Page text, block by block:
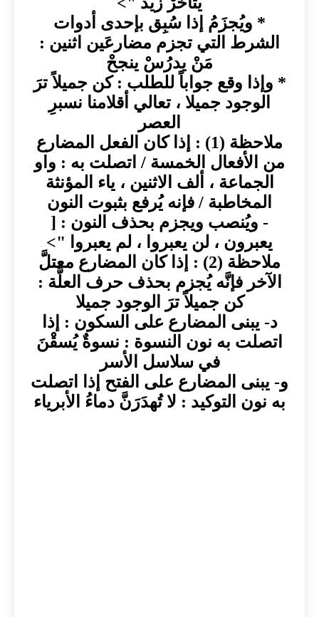
* ويُجزَمُ إذا سُبِق بإحدى أدوات
الشرط التي تجزم مضارعَين اثنين :
مَنْ يدرُسْ ينجحْ
* وإذا وقع جواباً للطلب : كن جميلاً ترَ
الوجود جميلا ، تعالي أقلامنا نسبرِ
العصر
ملاحظة (1) : إذا كان الفعل المضارع
من الأفعال الخمسة / اتصلت به : واو
الجماعة ، ألف الاثنين ، ياء المؤنثة
المخاطبة / فإنه يُرفع بثبوت النون
- ويُنصب ويجزم بحذف النون : [
يعبرون ، لن يعبروا ، لم يعبروا ">
ملاحظة (2) : إذا كان المضارع معتلَّ
الآخر فإنَّه يُجزم بحذف حرف العلَّة :
كن جميلاً ترَ الوجود جميلا
د- يبنى المضارع على السكون : إذا
اتصلت به نون النسوة : نسوةٌ يُسقْنَ
في سلاسل الأسر
و- يبنى المضارع على الفتح إذا اتصلت
به نون التوكيد : لا تُهدَرَنَّ دماءُ الأبرياء